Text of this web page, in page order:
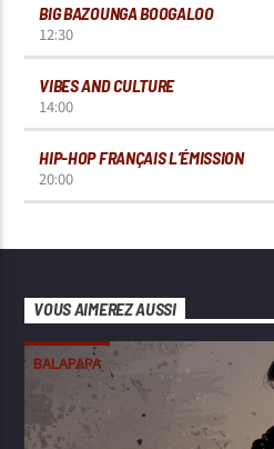
BIG BAZOUNGA BOOGALOO
12:30
VIBES AND CULTURE
14:00
HIP-HOP FRANÇAIS L’ÉMISSION
20:00
VOUS AIMEREZ AUSSI
BALAPAPA